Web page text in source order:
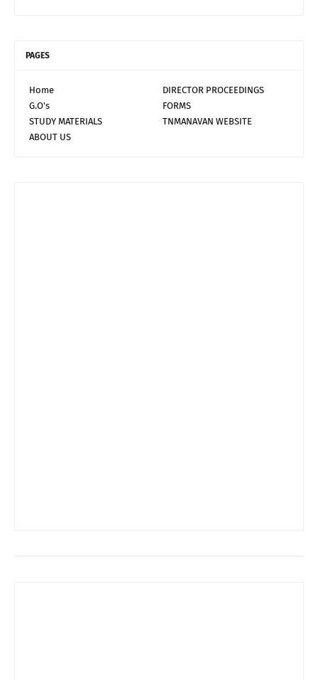
PAGES
Home
DIRECTOR PROCEEDINGS
G.O's
FORMS
STUDY MATERIALS
TNMANAVAN WEBSITE
ABOUT US